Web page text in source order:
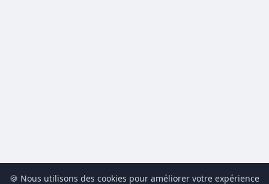
🍪 Nous utilisons des cookies pour améliorer votre expérience